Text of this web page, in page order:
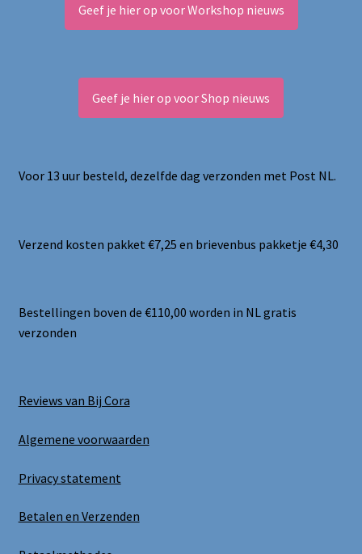
Geef je hier op voor Workshop nieuws
Geef je hier op voor Shop nieuws
Voor 13 uur besteld, dezelfde dag verzonden met Post NL.
Verzend kosten pakket €7,25 en brievenbus pakketje €4,30
Bestellingen boven de €110,00 worden in NL gratis
verzonden
Reviews van Bij Cora
Algemene voorwaarden
Privacy statement
Betalen en Verzenden